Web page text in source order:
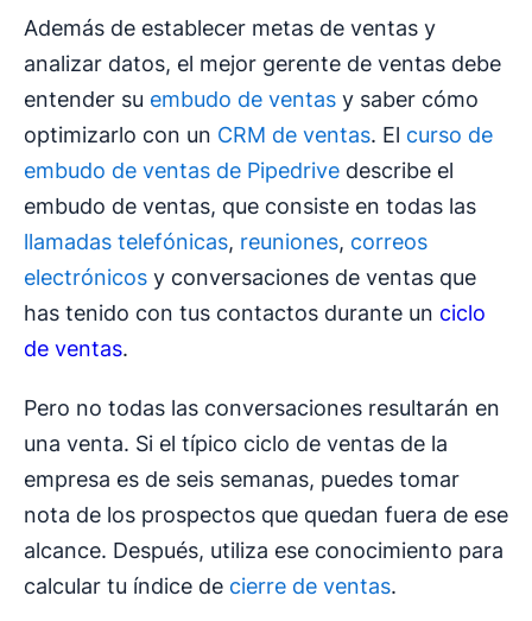
Además de establecer metas de ventas y
analizar datos, el mejor gerente de ventas debe
entender su embudo de ventas y saber cómo
optimizarlo con un CRM de ventas. El curso de
embudo de ventas de Pipedrive describe el
embudo de ventas, que consiste en todas las
llamadas telefónicas, reuniones, correos
electrónicos y conversaciones de ventas que
has tenido con tus contactos durante un ciclo
de ventas.
Pero no todas las conversaciones resultarán en
una venta. Si el típico ciclo de ventas de la
empresa es de seis semanas, puedes tomar
nota de los prospectos que quedan fuera de ese
alcance. Después, utiliza ese conocimiento para
calcular tu índice de cierre de ventas.